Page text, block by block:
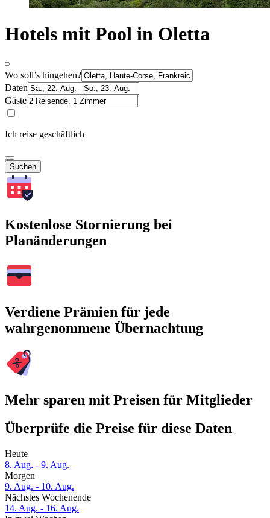
Hotels mit Pool in Oletta
Wo soll’s hingehen?
Daten
Gäste
Ich reise geschäftlich
Suchen
Kostenlose Stornierung bei
Planänderungen
Verdiene Prämien für jede
wahrgenommene Übernachtung
Mehr sparen mit Preisen für Mitglieder
Überprüfe die Preise für diese Daten
Heute
8. Aug. - 9. Aug.
Morgen
9. Aug. - 10. Aug.
Nächstes Wochenende
14. Aug. - 16. Aug.